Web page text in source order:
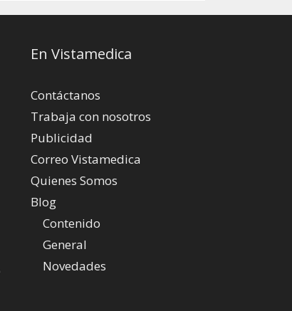
En Vistamedica
Contáctanos
Trabaja con nosotros
Publicidad
Correo Vistamedica
Quienes Somos
Blog
Contenido
General
Novedades